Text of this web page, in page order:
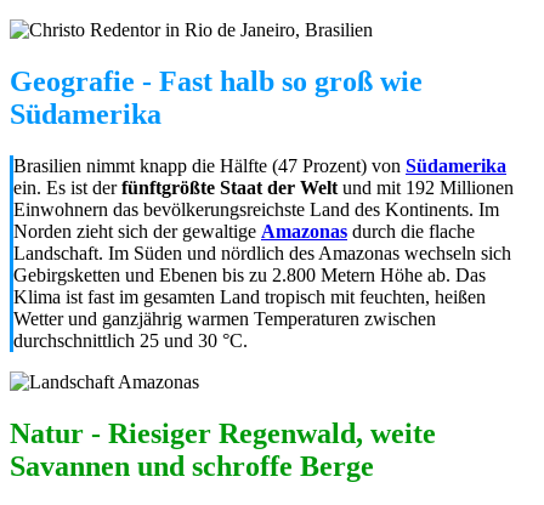
Geografie - Fast halb so groß wie
Südamerika
Brasilien nimmt knapp die Hälfte (47 Prozent) von Südamerika
ein. Es ist derfünftgrößte Staat der Welt und mit 192 Millionen
Einwohnern das bevölkerungsreichste Land des Kontinents. Im
Norden zieht sich der gewaltige Amazonas durch die flache
Landschaft. Im Süden und nördlich des Amazonas wechseln sich
Gebirgsketten und Ebenen bis zu 2.800 Metern Höhe ab. Das
Klima ist fast im gesamten Land tropisch mit feuchten, heißen
Wetter und ganzjährig warmen Temperaturen zwischen
durchschnittlich 25 und 30 °C.
Natur - Riesiger Regenwald, weite
Savannen und schroffe Berge